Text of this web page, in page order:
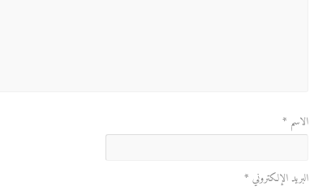
الاسم *
البريد الإلكتروني *